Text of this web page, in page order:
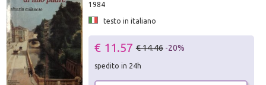
1984
testo in italiano
€ 11.57 € 14.46 -20%
spedito in 24h